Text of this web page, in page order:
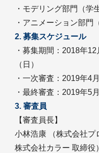
・モデリング部門（学
・アニメーション部門
2. 募集スケジュール
・募集期間：2018年
（日）
・一次審査：2019年4
・最終審査：2019年5
3. 審査員
【審査員長】
小林浩康 （株式会社プ
株式会社カラー 取締役）